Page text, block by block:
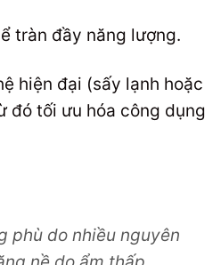
tràn đầy năng lượng.
hiện đại (sấy lạnh hoặc
đó tối ưu hóa công dụng
phù do nhiều nguyên